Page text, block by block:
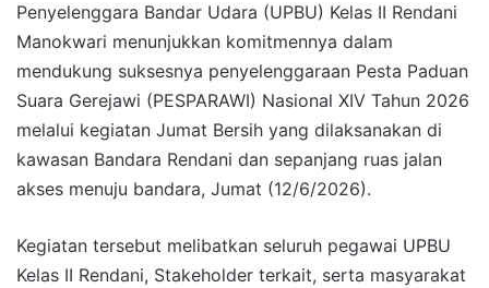
Penyelenggara Bandar Udara (UPBU) Kelas II Rendani
Manokwari menunjukkan komitmennya dalam
mendukung suksesnya penyelenggaraan Pesta Paduan
Suara Gerejawi (PESPARAWI) Nasional XIV Tahun 2026
melalui kegiatan Jumat Bersih yang dilaksanakan di
kawasan Bandara Rendani dan sepanjang ruas jalan
akses menuju bandara, Jumat (12/6/2026).
Kegiatan tersebut melibatkan seluruh pegawai UPBU
Kelas II Rendani, Stakeholder terkait, serta masyarakat